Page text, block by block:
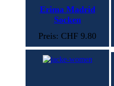
Erima Madrid
Socken
Preis: CHF 9.80